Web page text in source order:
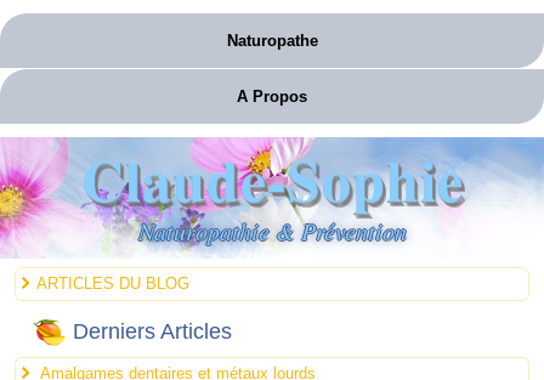
Naturopathe
A Propos
Claude-Sophie
Naturopathie & Prévention
ARTICLES DU BLOG
Derniers Articles
Amalgames dentaires et métaux lourds